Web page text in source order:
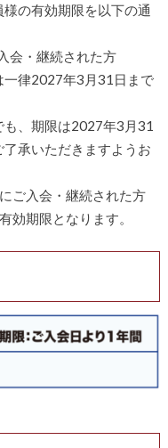
の有効期限を以下の通
会・継続された方
一律2027年3月31日まで
、期限は2027年3月31
承いただきますようお
ご入会・継続された方
効期限となります。